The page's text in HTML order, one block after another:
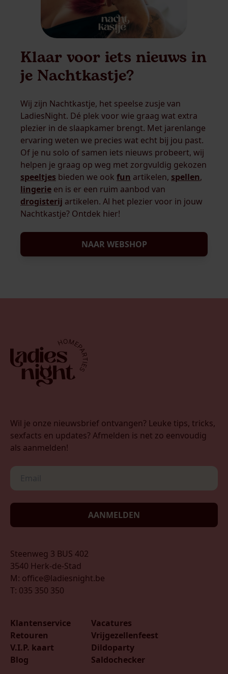
Klaar voor iets nieuws in
je Nachtkastje?
Wij zijn Nachtkastje, het speelse zusje van
LadiesNight. Dé plek voor wie graag wat extra
plezier in de slaapkamer brengt. Met jarenlange
ervaring weten we precies wat echt bij jou past.
Of je nu solo of samen iets nieuws probeert, wij
helpen je graag op weg met zorgvuldig gekozen
speeltjes bieden we ook fun artikelen, spellen,
lingerie en is er een ruim aanbod van
drogisterij artikelen. Al het plezier voor in jouw
Nachtkastje? Ontdek hier!
NAAR WEBSHOP
Wil je onze nieuwsbrief ontvangen? Leuke tips, tricks,
sexfacts en updates? Afmelden is net zo eenvoudig
als aanmelden!
AANMELDEN
Steenweg 3 BUS 402
3540 Herk-de-Stad
M: office@ladiesnight.be
T: 035 350 350
Klantenservice
Retouren
V.I.P. kaart
Blog
Vacatures
Vrijgezellenfeest
Dildoparty
Saldochecker